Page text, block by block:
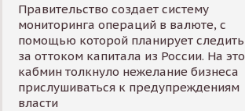
Правительство создает систему
мониторинга операций в валюте, с
помощью которой планирует следить
за оттоком капитала из России. На это
кабмин толкнуло нежелание бизнеса
прислушиваться к предупреждениям
власти